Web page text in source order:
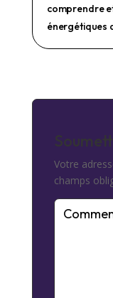
comprendre
énergétiques
Votre
champs